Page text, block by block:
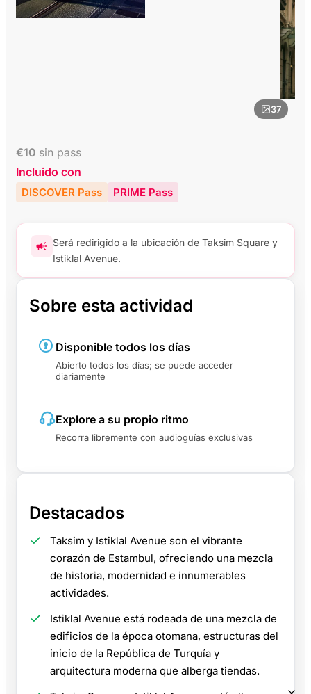
37
€10 sin pass
Incluido con
DISCOVER Pass PRIME Pass
Será redirigido a la ubicación de Taksim Square y
Istiklal Avenue.
Sobre esta actividad
Disponible todos los días
Abierto todos los días; se puede acceder
diariamente
Explore a su propio ritmo
Recorra libremente con audioguías exclusivas
Destacados
Taksim y Istiklal Avenue son el vibrante
corazón de Estambul, ofreciendo una mezcla
de historia, modernidad e innumerables
actividades.
Istiklal Avenue está rodeada de una mezcla de
edificios de la época otomana, estructuras del
inicio de la República de Turquía y
arquitectura moderna que alberga tiendas.